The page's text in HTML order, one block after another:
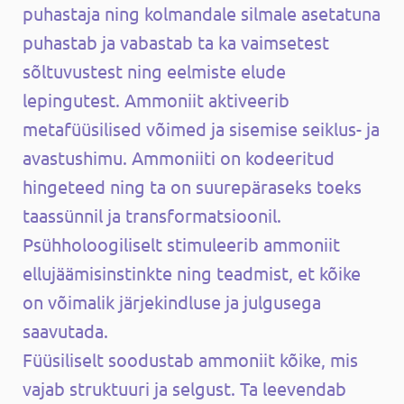
puhastaja ning kolmandale silmale asetatuna
puhastab ja vabastab ta ka vaimsetest
sõltuvustest ning eelmiste elude
lepingutest. Ammoniit aktiveerib
metafüüsilised võimed ja sisemise seiklus- ja
avastushimu. Ammoniiti on kodeeritud
hingeteed ning ta on suurepäraseks toeks
taassünnil ja transformatsioonil.
Psühholoogiliselt stimuleerib ammoniit
ellujäämisinstinkte ning teadmist, et kõike
on võimalik järjekindluse ja julgusega
saavutada.
Füüsiliselt soodustab ammoniit kõike, mis
vajab struktuuri ja selgust. Ta leevendab